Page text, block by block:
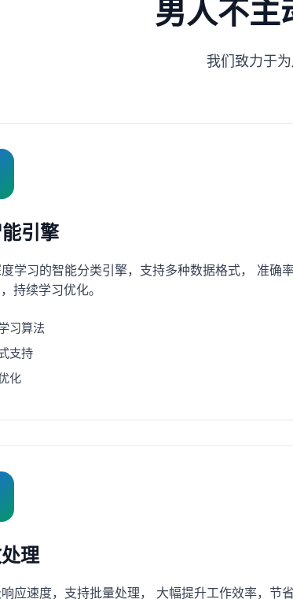
男人不主
我们致力于
引擎
学习的智能分类引擎，支持多种数据格式， 准确
持续学习优化。
习算法
支持
化
理
应速度，支持批量处理， 大幅提升工作效率，节